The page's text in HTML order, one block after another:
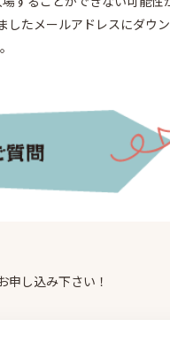
たメールアドレスにダウ
申し込み下さい！